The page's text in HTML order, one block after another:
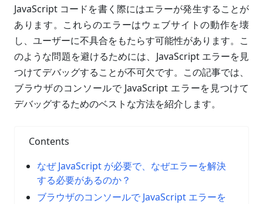
JavaScript コードを書く際にはエラーが発生することが
あります。これらのエラーはウェブサイトの動作を壊
し、ユーザーに不具合をもたらす可能性があります。こ
のような問題を避けるためには、JavaScript エラーを見
つけてデバッグすることが不可欠です。この記事では、
ブラウザのコンソールで JavaScript エラーを見つけて
デバッグするためのベストな方法を紹介します。
Contents
なぜ JavaScript が必要で、なぜエラーを解決
する必要があるのか？
ブラウザのコンソールで JavaScript エラーを